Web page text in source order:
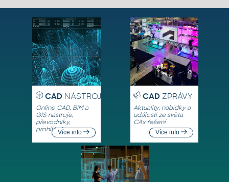
CADNÁSTROJE
Online CAD, BIM a
GIS nástroje,
převodníky,
prohlížečeVíce info
CADZPRÁVY
Aktuality, nabídky a
události ze světa
CAx řešení
Více info